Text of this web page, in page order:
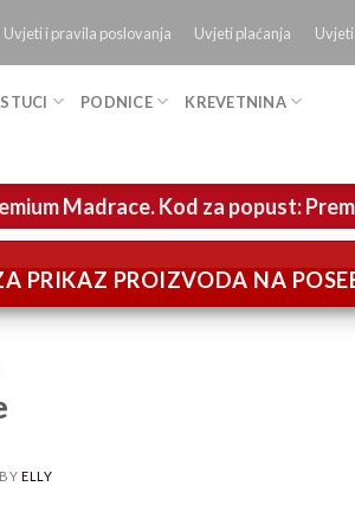
Uvjeti i pravila poslovanja Uvjeti plaćanja
PODNICE KREVETNINA
Madrace. Kod za popust:
PRIKAZ PROIZVODA NA
BYELLY